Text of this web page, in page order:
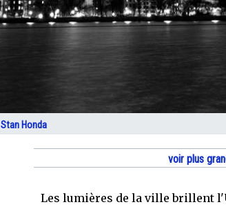
Stan Honda
voir plus
Les lumières de la ville brillent